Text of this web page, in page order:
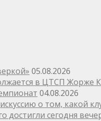
05.08.2026
в ЦТСП Жорже
04.08.2026
о том, какой
достигли сегодня